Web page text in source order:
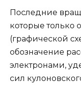
Последние
которые только
(графической
обозначение
электронами,
сил